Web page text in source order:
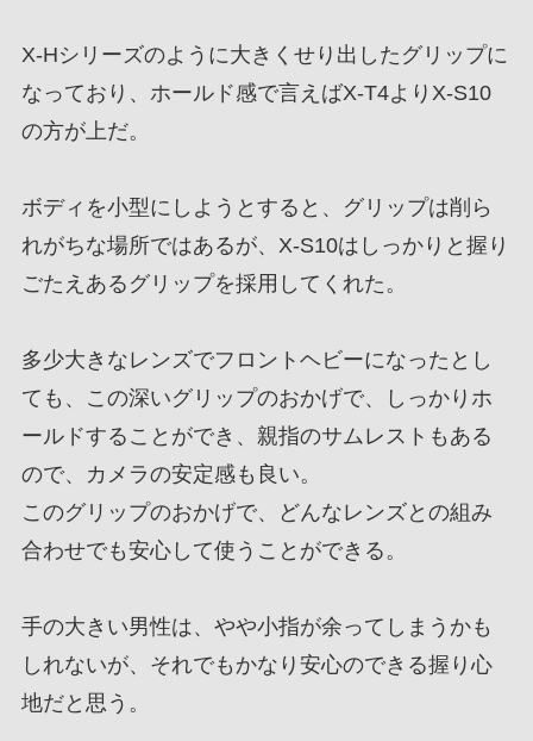
X-Hシリーズのように大きくせり出したグリップに
なっており、ホールド感で言えばX-T4よりX-S10
の方が上だ。
ボディを小型にしようとすると、グリップは削ら
れがちな場所ではあるが、X-S10はしっかりと握り
ごたえあるグリップを採用してくれた。
多少大きなレンズでフロントヘビーになったとし
ても、この深いグリップのおかげで、しっかりホ
ールドすることができ、親指のサムレストもある
ので、カメラの安定感も良い。
このグリップのおかげで、どんなレンズとの組み
合わせでも安心して使うことができる。
手の大きい男性は、やや小指が余ってしまうかも
しれないが、それでもかなり安心のできる握り心
地だと思う。